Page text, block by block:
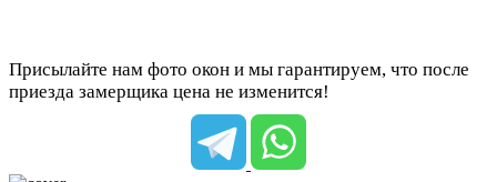
Присылайте нам фото окон и мы гарантируем, что после
приезда замерщика цена не изменится!